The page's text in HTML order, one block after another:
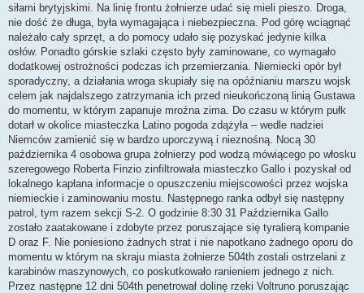
siłami brytyjskimi. Na linię frontu żołnierze udać się mieli pieszo. Droga,
nie dość że długa, była wymagająca i niebezpieczna. Pod górę wciągnąć
należało cały sprzęt, a do pomocy udało się pozyskać jedynie kilka
osłów. Ponadto górskie szlaki często były zaminowane, co wymagało
dodatkowej ostrożności podczas ich przemierzania. Niemiecki opór był
sporadyczny, a działania wroga skupiały się na opóźnianiu marszu wojsk
celem jak najdalszego zatrzymania ich przed nieukończoną linią Gustawa
do momentu, w którym zapanuje mroźna zima. Do czasu w którym pułk
dotarł w okolice miasteczka Latino pogoda zdążyła – wedle nadziei
Niemców zamienić się w bardzo uporczywą i nieznośną. Nocą 30
października 4 osobowa grupa żołnierzy pod wodzą mówiącego po włosku
szeregowego Roberta Finzio zinfiltrowała miasteczko Gallo i pozyskał od
lokalnego kapłana informacje o opuszczeniu miejscowości przez wojska
niemieckie i zaminowaniu mostu. Następnego ranka odbył się następny
patrol, tym razem sekcji S-2. O godzinie 8:30 31 Października Gallo
zostało zaatakowane i zdobyte przez poruszające się tyralierą kompanie
D oraz F. Nie poniesiono żadnych strat i nie napotkano żadnego oporu do
momentu w którym na skraju miasta żołnierze 504th zostali ostrzelani z
karabinów maszynowych, co poskutkowało ranieniem jednego z nich.
Przez następne 12 dni 504th penetrował dolinę rzeki Voltruno poruszając